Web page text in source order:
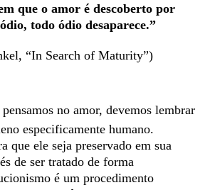
que o amor é descoberto por
todo ódio desaparece.”
“In Search of Maturity”)
no amor, devemos lembrar
especificamente humano.
que ele seja preservado em sua
de ser tratado de forma
é um procedimento